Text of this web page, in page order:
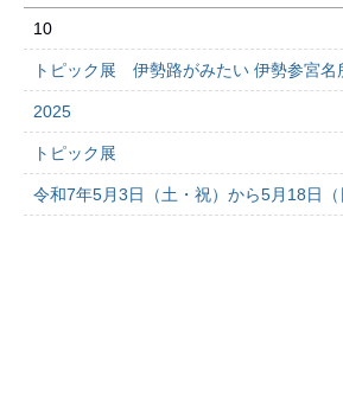
10
トピック展 伊勢路がみたい 伊勢参宮名
2025
トピック展
令和7年5月3日（土・祝）から5月18日（